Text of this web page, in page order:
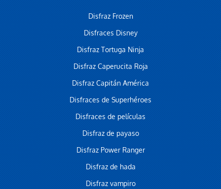
Disfraz Frozen
Disfraces Disney
Disfraz Tortuga Ninja
Disfraz Caperucita Roja
Disfraz Capitán América
Disfraces de Superhéroes
Disfraces de películas
Disfraz de payaso
Disfraz Power Ranger
Disfraz de hada
Disfraz vampiro